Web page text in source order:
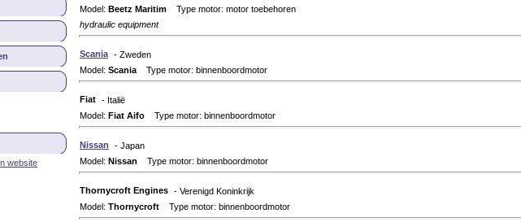
website
Model: Beetz Maritim Type motor: motor toebehoren
hydraulic equipment
Scania - Zweden
Model: Scania Type motor: binnenboordmotor
Fiat - Italië
Model: Fiat Aifo Type motor: binnenboordmotor
Nissan
- Japan
Model: Nissan Type motor: binnenboordmotor
Thornycroft Engines - Verenigd Koninkrijk
Model: Thornycroft Type motor: binnenboordmotor